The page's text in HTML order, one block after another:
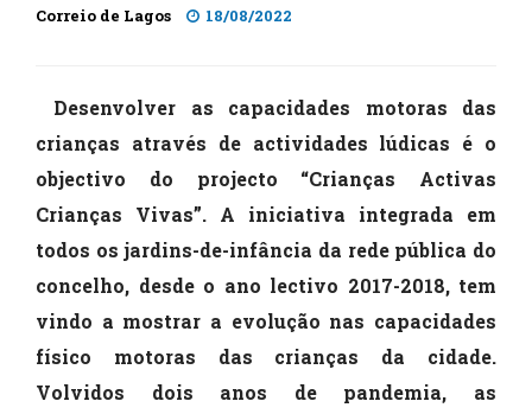
Correio de Lagos 18/08/2022
Desenvolver as capacidades motoras das
crianças através de actividades lúdicas é o
objectivo do projecto “Crianças Activas
Crianças Vivas”. A iniciativa integrada em
todos os jardins-de-infância da rede pública do
concelho, desde o ano lectivo 2017-2018, tem
vindo a mostrar a evolução nas capacidades
físico motoras das crianças da cidade.
Volvidos dois anos de pandemia, as